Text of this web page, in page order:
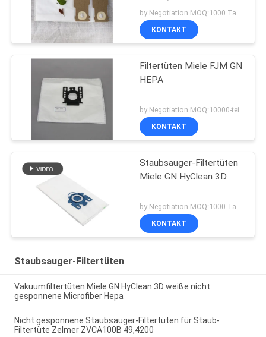
by Negotiation MOQ:1000 Tasche/Taschen
KONTAKT
Filtertüten Miele FJM GN
HEPA
by Negotiation MOQ:10000-teilig/Stücke
KONTAKT
Staubsauger-Filtertüten
Miele GN HyClean 3D
KONTAKT
Staubsauger-Filtertüten
Vakuumfiltertüten Miele GN HyClean 3D weiße nicht
gesponnene Microfiber Hepa
Nicht gesponnene Staubsauger-Filtertüten für Staub-
Filtertüte Zelmer ZVCA100B 49,4200